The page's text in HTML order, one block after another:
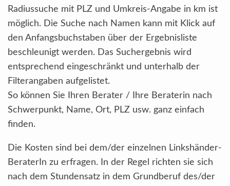
Radiussuche mit PLZ und Umkreis-Angabe in km ist
möglich. Die Suche nach Namen kann mit Klick auf
den Anfangsbuchstaben über der Ergebnisliste
beschleunigt werden. Das Suchergebnis wird
entsprechend eingeschränkt und unterhalb der
Filterangaben aufgelistet.
So können Sie Ihren Berater / Ihre Beraterin nach
Schwerpunkt, Name, Ort, PLZ usw. ganz einfach
finden.
Die Kosten sind bei dem/der einzelnen Linkshänder-
BeraterIn zu erfragen. In der Regel richten sie sich
nach dem Stundensatz in dem Grundberuf des/der